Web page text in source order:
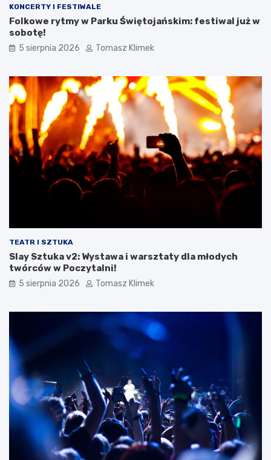
KONCERTY I FESTIWALE
Folkowe rytmy w Parku Świętojańskim: festiwal już w
sobotę!
5 sierpnia 2026 Tomasz Klimek
TEATR I SZTUKA
Slay Sztuka v2: Wystawa i warsztaty dla młodych
twórców w Poczytalni!
5 sierpnia 2026 Tomasz Klimek